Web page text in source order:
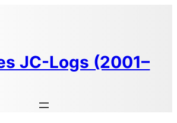
JC-Logs (2001–